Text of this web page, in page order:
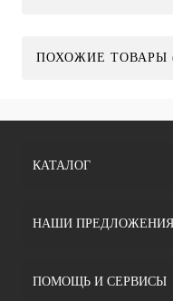
ПОХОЖИЕ ТОВАРЫ
КАТАЛОГ
НАШИ ПРЕДЛОЖЕНИЯ
ПОМОЩЬ И СЕРВИСЫ